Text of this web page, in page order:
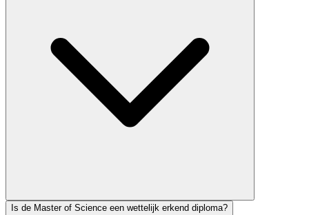
Is de Master of Science een wettelijk erkend diploma?